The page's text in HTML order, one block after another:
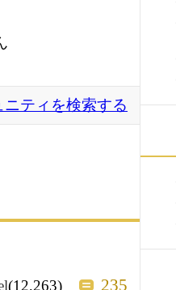
ニティを検索する
(12,263) 235